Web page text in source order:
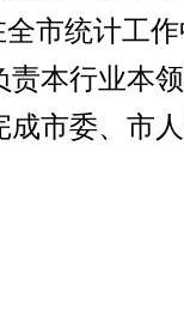
市统计工
责本行业本
成市委、市